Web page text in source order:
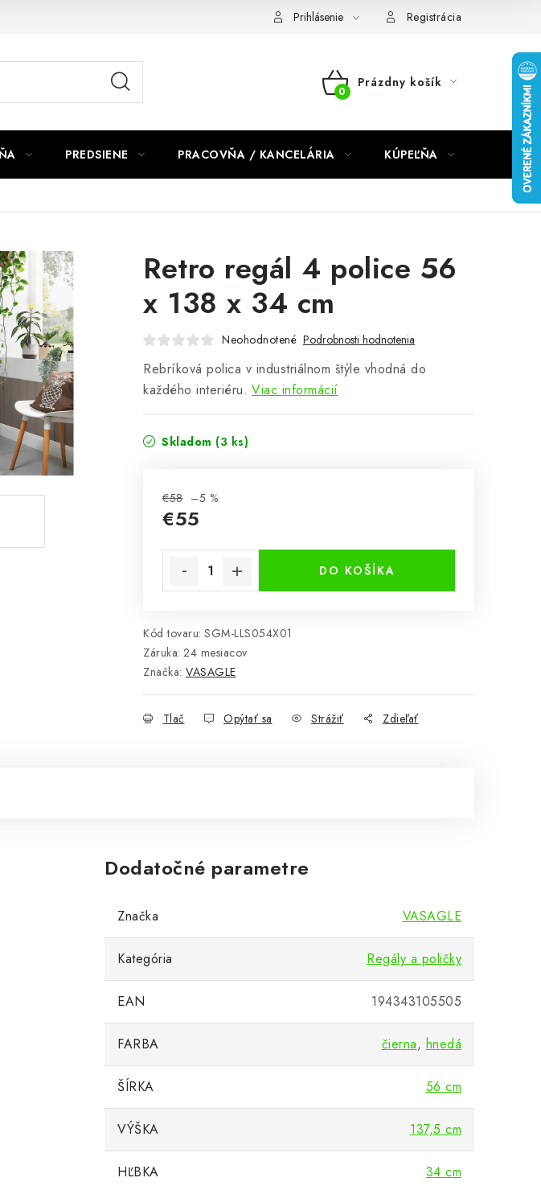
od zmluvy Prihlásenie Registrácia
NÁKUPNÝ
Prázdny košík
PREDSIENE PRACOVŇA / KANCELÁRIA KÚPEĽŇA
Retro regál 4 police 56
x 138 x 34 cm
Neohodnotené Podrobnosti hodnotenia
Rebríková polica v industriálnom štýle vhodná do
každého interiéru. Viac informácií
Skladom (3 ks)
€58 –5 %
€55
DO KOŠÍKA
Kód tovaru: SGM-LLS054X01
Záruka: 24 mesiacov
Značka: VASAGLE
Tlač Opýtať sa Strážiť Zdieľať
Dodatočné parametre
Značka VASAGLE
Kategória Regály a poličky
EAN 194343105505
FARBA čierna, hnedá
ŠÍRKA 56 cm
VÝŠKA 137,5 cm
HĽBKA 34 cm